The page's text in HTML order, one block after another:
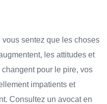
vous sentez que les choses
les attitudes et
pour le pire, vos
impatients et
Consultez un avocat en